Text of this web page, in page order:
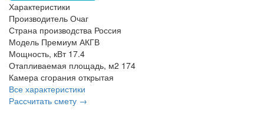
Характеристики
Производитель Очаг
Страна производства Россия
Модель Премиум АКГВ
Мощность, кВт 17.4
Отапливаемая площадь, м2 174
Камера сгорания открытая
Все характеристики
Рассчитать смету →